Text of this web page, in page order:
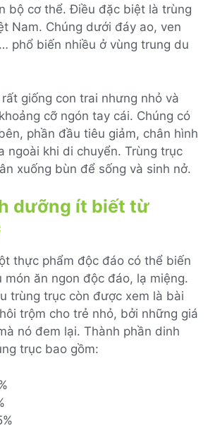
bộ cơ thể. Điều đặc biệt là trùng
Nam. Chúng dưới đáy ao, ven
phổ biến nhiều ở vùng trung du
giống con trai nhưng nhỏ và
cỡ ngón tay cái. Chúng có
phần đầu tiêu giảm, chân hình
ngoài khi di chuyển. Trùng trục
xuống bùn để sống và sinh nở.
dưỡng ít biết từ
thực phẩm độc đáo có thể biến
món ăn ngon độc đáo, lạ miệng.
trùng trục còn được xem là bài
trộm cho trẻ nhỏ, bởi những giá
nó đem lại. Thành phần dinh
trục bao gồm: